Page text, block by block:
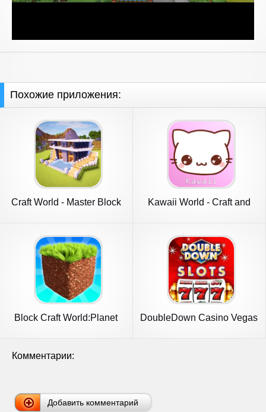
Похожие приложения:
Craft World - Master Block
Kawaii World - Craft and
Block Craft World:Planet
DoubleDown Casino Vegas
Комментарии:
Добавить комментарий